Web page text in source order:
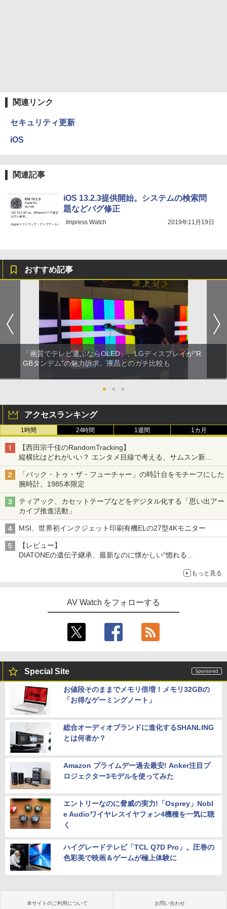
関連リンク
セキュリティ更新
iOS
関連記事
iOS 13.2.3提供開始。システムの検索問
題などバグ修正
Impress Watch 2019年11月19日
おすすめ記事
「画質でテレビ選ぶならOLED」、LGディスプレイが“R
GBタンデム”の魅力訴求。液晶とのガチ比較も
● ● ●
アクセスランキング
1時間 24時間 1週間 1カ月
【西田宗千佳のRandomTracking】
縦横比はどれがいい？ エンタメ目線で考える、サムスン新
「Galaxy Z Fold」
「バック・トゥ・ザ・フューチャー」の時計台をモチーフにした
腕時計。1985本限定
ティアック、カセットテープなどをデジタル化する「思い出アー
カイブ推進活動」
MSI、世界初インクジェット印刷有機ELの27型4Kモニター
【レビュー】
DIATONEの遺伝子継承、最新なのに懐かしい“惚れる
もっと見る
AV Watch をフォローする
Special Site
お値段そのままでメモリ倍増！メモリ32GBの
「お得なゲーミングノート」
総合オーディオブランドに進化するSHANLING
とは何者か？
Amazon プライムデー過去最安! Anker注目プ
ロジェクター3モデルを使ってみた
エントリーなのに脅威の実力!「Osprey」Nobl
e Audioワイヤレスイヤフォン4機種を一気に聴
く
ハイグレードテレビ「TCL Q7D Pro」。圧巻の
色彩美で映画＆ゲームが極上体験に
本サイトのご利用について お問い合わせ